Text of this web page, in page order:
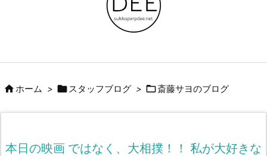
前へ

ホーム > スタッフブログ > 斎藤サヨのブログ
本日の映画 ではなく、大相撲！！ 私が大好きな